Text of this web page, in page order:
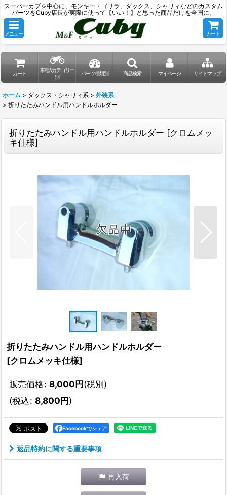
スーパーカブを中心に、モンキー・ゴリラ、ダックス、シャリィなどのカスタム
パーツをCuby店長が実際に使って【いい！】と思った商品だけを全国に。
メニュー カート
カート
車種&カテゴリー
別
パーツ種類別 商品検索 マイページ サイトマップ
ホーム > ダックス・シャリィ系 > 外装系
> 折りたたみハンドル用ハンドルホルダー
折りたたみハンドル用ハンドルホルダー [クロムメッ
キ仕様]
折りたたみハンドル用ハンドルホルダー
[クロムメッキ仕様]
販売価格: 8,000円(税別)
(税込: 8,800円)
Facebookでシェア
返品特約に関する重要事項
再入荷